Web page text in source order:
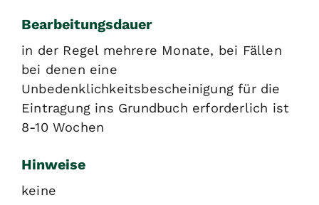
Bearbeitungsdauer
in der Regel mehrere Monate, bei Fällen
bei denen eine
Unbedenklichkeitsbescheinigung für die
Eintragung ins Grundbuch erforderlich ist
8-10 Wochen
Hinweise
keine